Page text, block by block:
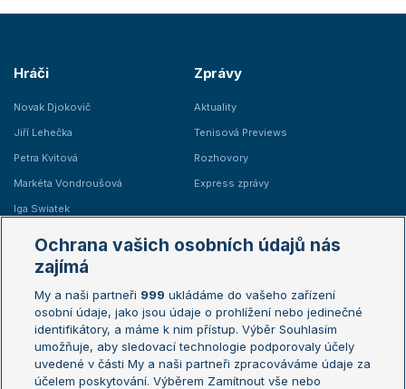
Hráči
Novak Djokovič
Jiří Lehečka
Petra Kvitová
Markéta Vondroušová
Iga Swiatek
Zprávy
Aktuality
Tenisová Previews
Rozhovory
Express zprávy
Žebříčky
Žebříček ATP (muži)
Žebříček WTA (ženy)
Sázkařský žebříček
Australian Open
French Open
Wimbledon
US Open
Ochrana vašich osobních údajů nás
zajímá
My a naši partneři 999 ukládáme do vašeho zařízení
osobní údaje, jako jsou údaje o prohlížení nebo jedinečné
identifikátory, a máme k nim přístup. Výběr Souhlasím
umožňuje, aby sledovací technologie podporovaly účely
uvedené v části My a naši partneři zpracováváme údaje za
účelem poskytování. Výběrem Zamítnout vše nebo